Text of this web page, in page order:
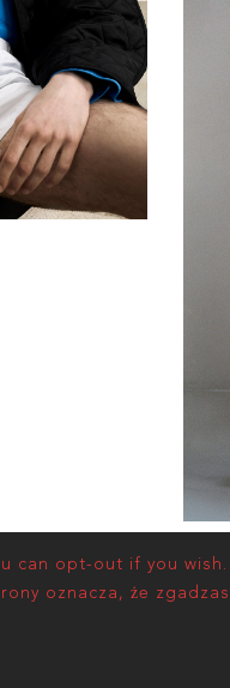
can opt-out if you wish.
oznacza, że